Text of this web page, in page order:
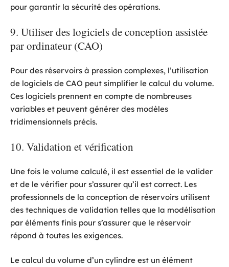
pour garantir la sécurité des opérations.
9. Utiliser des logiciels de conception assistée
par ordinateur (CAO)
Pour des réservoirs à pression complexes, l’utilisation
de logiciels de CAO peut simplifier le calcul du volume.
Ces logiciels prennent en compte de nombreuses
variables et peuvent générer des modèles
tridimensionnels précis.
10. Validation et vérification
Une fois le volume calculé, il est essentiel de le valider
et de le vérifier pour s’assurer qu’il est correct. Les
professionnels de la conception de réservoirs utilisent
des techniques de validation telles que la modélisation
par éléments finis pour s’assurer que le réservoir
répond à toutes les exigences.
Le calcul du volume d’un cylindre est un élément